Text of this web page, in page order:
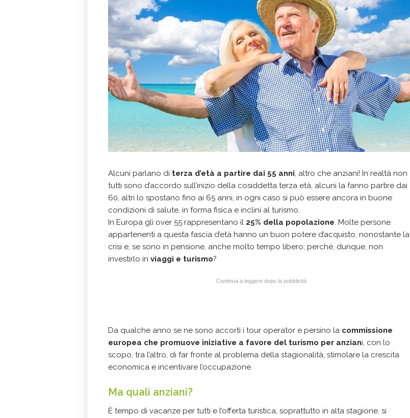
Alcuni parlano di terza d’età a partire dai 55 anni, altro che anziani! In realtà non
tutti sono d’accordo sull’inizio della cosiddetta terza età, alcuni la fanno partire dai
60, altri lo spostano fino ai 65 anni, in ogni caso si può essere ancora in buone
condizioni di salute, in forma fisica e inclini al turismo.
In Europa gli over 55 rappresentano il 25% della popolazione. Molte persone
appartenenti a questa fascia d’età hanno un buon potere d’acquisto, nonostante la
crisi e, se sono in pensione, anche molto tempo libero; perché, dunque, non
investirlo in viaggi e turismo?
Continua a leggere dopo la pubblicità
Da qualche anno se ne sono accorti i tour operator e persino la commissione
europea che promuove iniziative a favore del turismo per anziani, con lo
scopo, tra l’altro, di far fronte al problema della stagionalità, stimolare la crescita
economica e incentivare l’occupazione.
Ma quali anziani?
È tempo di vacanze per tutti e l’offerta turistica, soprattutto in alta stagione, si